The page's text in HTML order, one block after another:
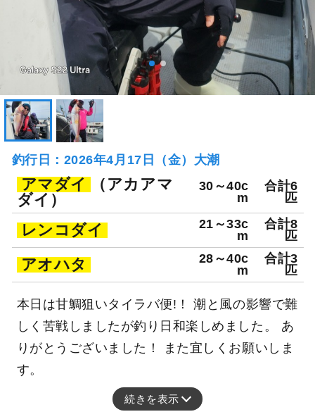
釣行日：2026年4月17日（金）大潮
アマダイ
（アカアマ
ダイ）
30～40c
m
合計6
匹
レンコダイ
21～33c
m
合計8
匹
アオハタ
28～40c
m
合計3
匹
本日は甘鯛狙いタイラバ便!！ 潮と風の影響で難
しく苦戦しましたが釣り日和楽しめました。 あ
りがとうございました！ また宜しくお願いしま
す。
続きを表示